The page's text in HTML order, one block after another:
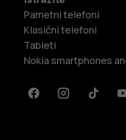
Pametni telefoni
Klasični telefoni
Tableti
Nokia smartphones
FacebookInstagramTiktok